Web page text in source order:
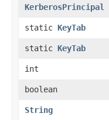
KerberosPrincipal
static KeyTab
static KeyTab
int
boolean
String